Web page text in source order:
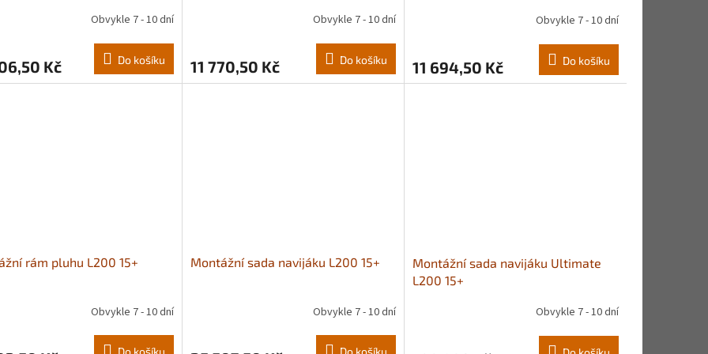
Obvykle 7 - 10 dní
Kč Do košíku
Obvykle 7 - 10 dní
11 770,50 Kč Do košíku
Obvykle 7 - 10 dní
11 694,50 Kč Do košíku
rám pluhu L200 15+
Obvykle 7 - 10 dní
Montážní sada navijáku L200 15+
Obvykle 7 - 10 dní
Montážní sada navijáku Ultimate
L200 15+
Obvykle 7 - 10 dní